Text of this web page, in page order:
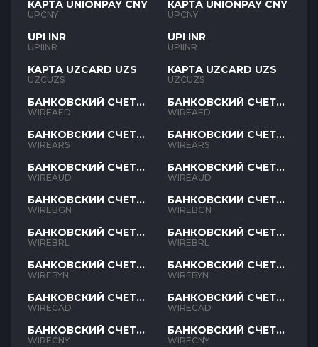
КАРТА UNIONPAY CNY
UPCNY
UPI INR
UPIINR
КАРТА UZCARD UZS
UZCUZS
БАНКОВСКИЙ СЧЕТ
AED
WIREAED
БАНКОВСКИЙ СЧЕТ
ARS
WIREARS
БАНКОВСКИЙ СЧЕТ
AUD
WIREAUD
БАНКОВСКИЙ СЧЕТ
BGN
WIREBGN
БАНКОВСКИЙ СЧЕТ
BRL
WIREBRL
БАНКОВСКИЙ СЧЕТ
BYN
WIREBYN
БАНКОВСКИЙ СЧЕТ
CAD
WIRECAD
БАНКОВСКИЙ СЧЕТ
CNY
WIRECNY
КАРТА UNIONPAY CNY
UPCNY
UPI INR
UPIINR
КАРТА UZCARD UZS
UZCUZS
БАНКОВСКИЙ СЧЕТ
AED
WIREAED
БАНКОВСКИЙ СЧЕТ
ARS
WIREARS
БАНКОВСКИЙ СЧЕТ
AUD
WIREAUD
БАНКОВСКИЙ СЧЕТ
BGN
WIREBGN
БАНКОВСКИЙ СЧЕТ
BRL
WIREBRL
БАНКОВСКИЙ СЧЕТ
BYN
WIREBYN
БАНКОВСКИЙ СЧЕТ
CAD
WIRECAD
БАНКОВСКИЙ СЧЕТ
CNY
WIRECNY